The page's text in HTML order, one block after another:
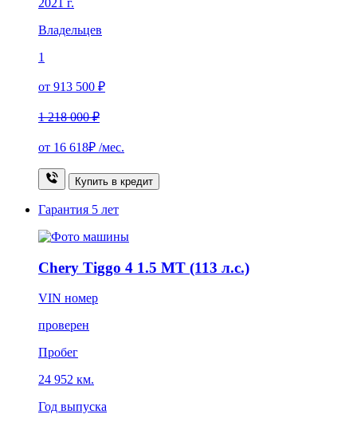
Владельцев
1
от 913 500 ₽
1 218 000 ₽
от 16 618₽ /мес.
Купить в кредит
Гарантия 5 лет
Chery Tiggo 4 1.5 MT (113 л.с.)
VIN номер
проверен
Пробег
24 952 км.
Год выпуска